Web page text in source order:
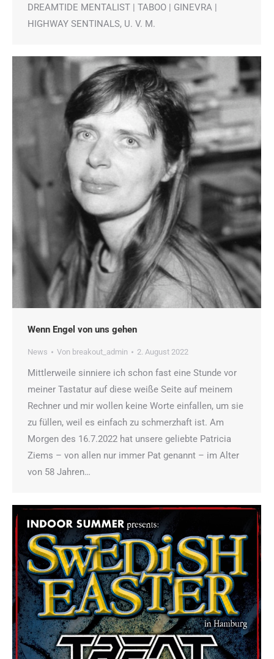
DREAMTIDE MENTALIST | TABOO | GINEVRA |
HIGHWAY SENTINALS, U. V. M.
Wenn Engel von uns gehen
News Von breakout_admin 2. August 2022
Mittlerweile sinniere ich schon fast eine Stunde vor
meiner Tastatur auf diese weiße Seite auf meinem
Rechner und mir wollen keine Worte einfallen, um sie
zu füllen, weil es einfach zu schmerzhaft ist. Am
Morgen des 16.7.2022 hat unsere geliebte Patricia
Ziems – von allen nur immer Pat genannt – im Alter
von 58 Jahren…